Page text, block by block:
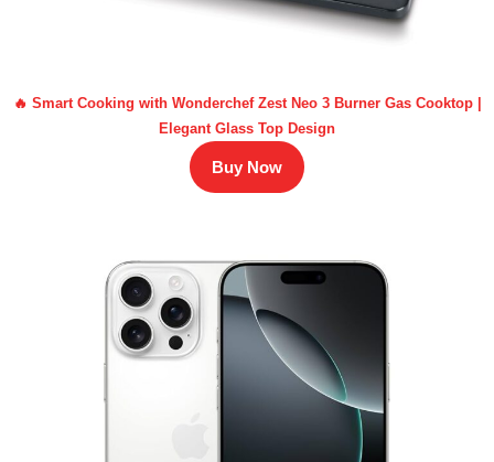
🔥 Smart Cooking with Wonderchef Zest Neo 3 Burner Gas Cooktop |
Elegant Glass Top Design
Buy Now